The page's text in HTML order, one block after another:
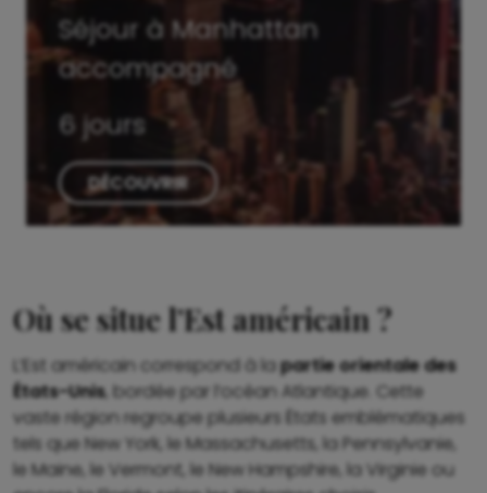
Séjour à Manhattan
accompagné
6 jours
DÉCOUVRIR
Où se situe l’Est américain ?
L’Est américain correspond à lapartie orientale des
États-Unis, bordée par l’océan Atlantique. Cette
vaste région regroupe plusieurs États emblématiques
tels que New York, le Massachusetts, la Pennsylvanie,
le Maine, le Vermont, le New Hampshire, la Virginie ou